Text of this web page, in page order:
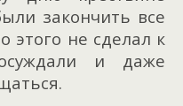
закончить все
этого не сделал к
и даже